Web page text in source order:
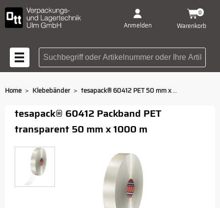
Anmelden Warenkorb
0
Suchbegriff oder
Home > Klebebänder > tesapack® 60412 PET 50 mm x 1000 m transparent
tesapack® 60412 Packband PET
transparent 50 mm x 1000 m